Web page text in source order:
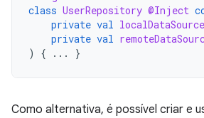
class UserRepository @Inject
private val localDataSource
private val
)
{ ... }
Como alternativa, é possível criar e